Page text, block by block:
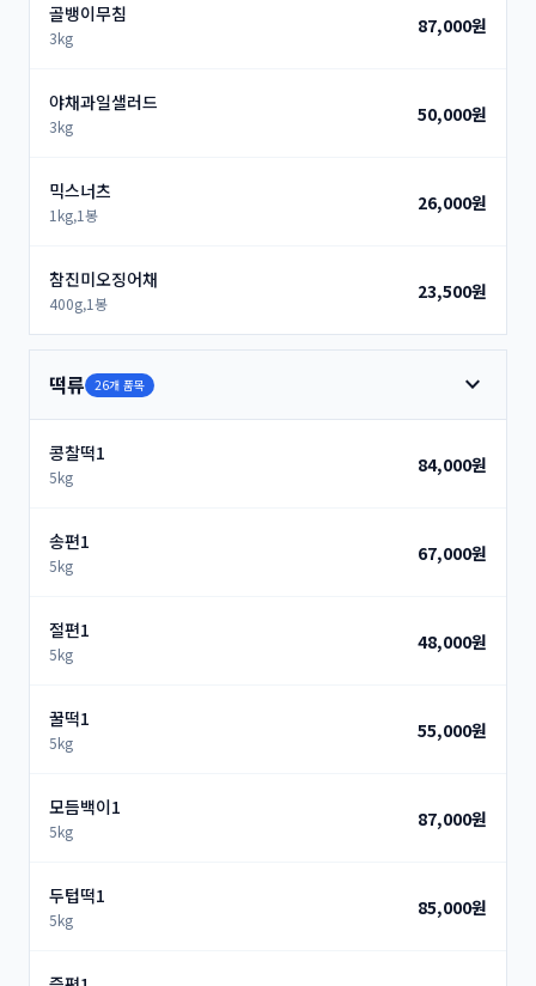
골뱅이무침
3kg
87,000원
야채과일샐러드
3kg
50,000원
믹스너츠
1kg,1봉
26,000원
참진미오징어채
400g,1봉
23,500원
떡류 26개 품목 expand_more
콩찰떡1
5kg
84,000원
송편1
5kg
67,000원
절편1
5kg
48,000원
꿀떡1
5kg
55,000원
모듬백이1
5kg
87,000원
두텁떡1
5kg
85,000원